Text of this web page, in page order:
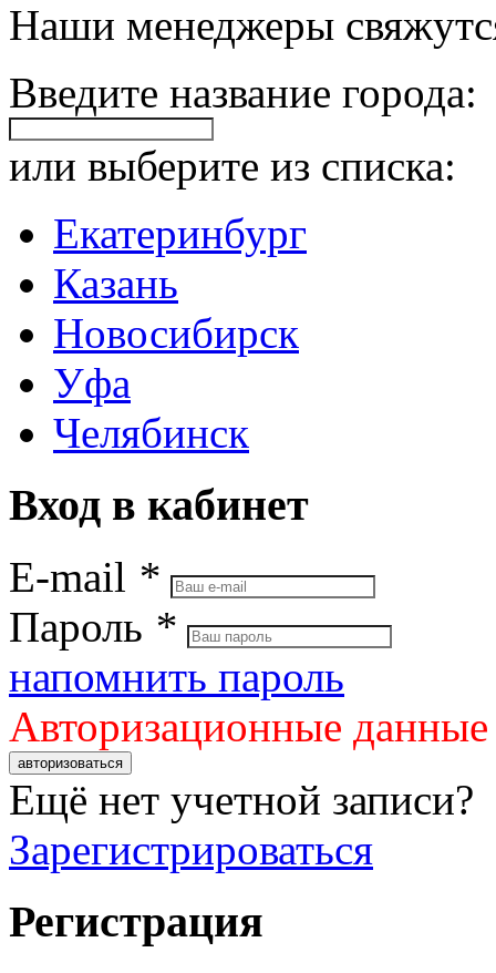
Наши менеджеры
Введите название города:
или выберите из списка:
Екатеринбург
Казань
Новосибирск
Уфа
Челябинск
Вход в кабинет
E-mail *
Пароль *
напомнить пароль
Авторизационные
авторизоваться
Ещё нет учетной записи?
Зарегистрироваться
Регистрация